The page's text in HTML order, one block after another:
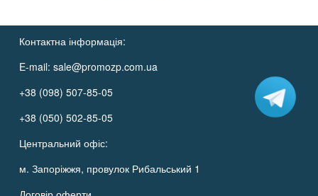
Контактна інформація:
E-mail: sale@promozp.com.ua
+38 (098) 507-85-05
+38 (050) 502-85-05
Центральний офіс:
м. Запоріжжя, провулок Рибальський 1